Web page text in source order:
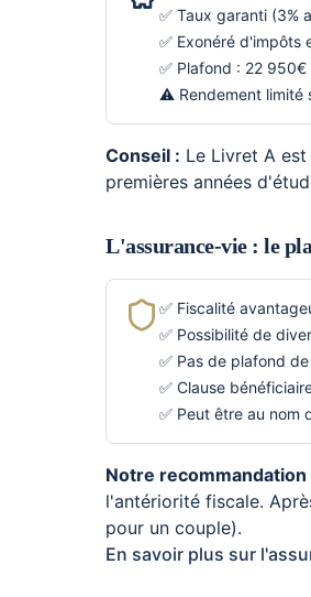
✅ Taux garanti (3%
✅ Exonéré d'impôts
✅ Plafond : 22 950€
⚠️ Rendement limité
Conseil : Le Livret A
premières années
L'assurance-vie : le
✅ Fiscalité
✅ Possibilité de
✅ Pas de plafond
✅ Clause
✅ Peut être au nom
Notre recommandation
l'antériorité fiscale.
pour un couple).
En savoir plus sur